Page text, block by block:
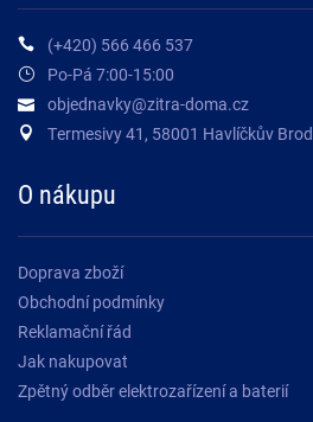
(+420) 566 466 537
Po-Pá 7:00-15:00
objednavky@zitra-doma.cz
Termesivy 41, 58001 Havlíčkův Brod
O nákupu
Doprava zboží
Obchodní podmínky
Reklamační řád
Jak nakupovat
Zpětný odběr elektrozařízení a baterií